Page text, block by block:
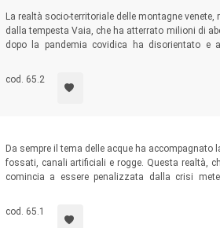
La realtà socio-territoriale delle montagne
dalla tempesta Vaia, che ha atterrato milioni di
dopo la pandemia covidica ha disorientato e
depotenziato quelle formative. Vaia e Covid
montani, la persistenza di problematiche
scolastica, ma anche la forza di legami
cod. 65.2
Da sempre il tema delle acque ha
fossati, canali artificiali e rogge. Questa realtà,
comincia a essere penalizzata dalla crisi
argomenti di natura giuridica, economica,
mondo della scuola, con l’obiettivo di favorire
ed educando al rispetto dell’ambiente.
cod. 65.1